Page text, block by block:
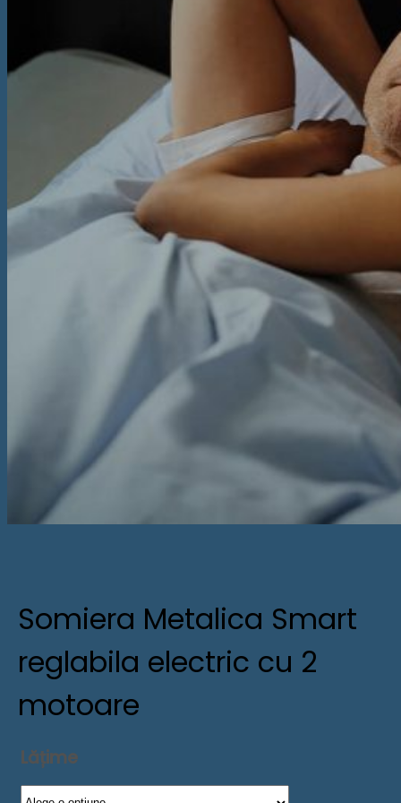
Somiera Metalica Smart
reglabila electric cu 2
motoare
Lățime